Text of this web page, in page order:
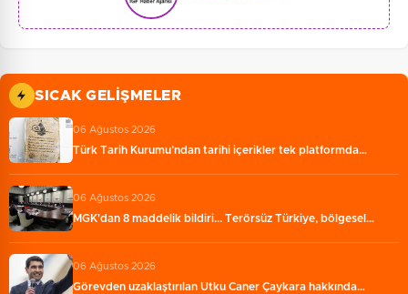
SICAK GELIŞMELER
06 Ağustos 2026
Türk Tarih Kurumu’ndan tarihi içerikler tek platformda…
06 Ağustos 2026
MGK'dan 8 maddelik bildiri... Terörsüz Türkiye, bölgesel…
06 Ağustos 2026
Görevden uzaklaştırılan Utku Caner Çaykara hakkında…